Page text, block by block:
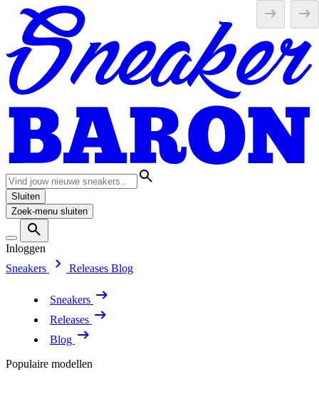
Sluiten
Zoek-menu sluiten
Inloggen
Sneakers
Releases Blog
Sneakers
Releases
Blog
Populaire modellen